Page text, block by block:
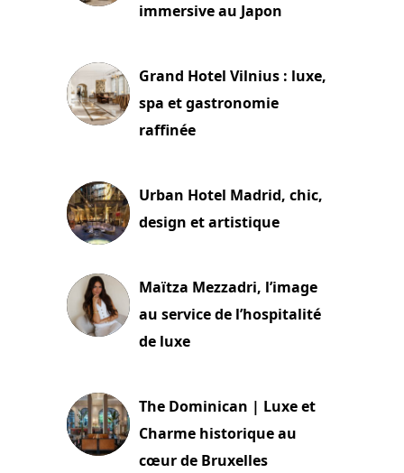
immersive au Japon
Grand Hotel Vilnius : luxe,
spa et gastronomie
raffinée
Urban Hotel Madrid, chic,
design et artistique
Maïtza Mezzadri, l’image
au service de l’hospitalité
de luxe
The Dominican | Luxe et
Charme historique au
cœur de Bruxelles